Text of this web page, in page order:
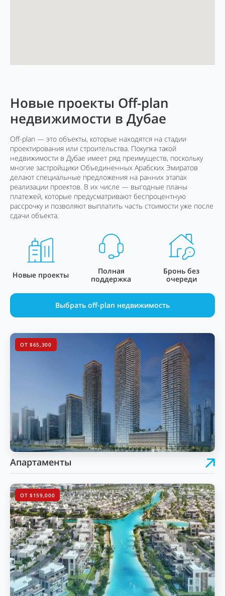
Новые проекты Off-plan
недвижимости в Дубае
Off-plan — это объекты, которые находятся на стадии
проектирования или строительства. Покупка такой
недвижимости в Дубае имеет ряд преимуществ, поскольку
многие застройщики Объединенных Арабских Эмиратов
делают специальные предложения на ранних этапах
реализации проектов. В их числе — выгодные планы
платежей, которые предусматривают беспроцентную
рассрочку и позволяют выплатить часть стоимости уже после
сдачи объекта.
Новые проекты
Полная
поддержка
Бронь без
очереди
Выбрать off-plan недвижимость
ОТ $65,300
Апартаменты
ОТ $159,000